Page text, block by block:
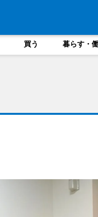
買う 暮らす・